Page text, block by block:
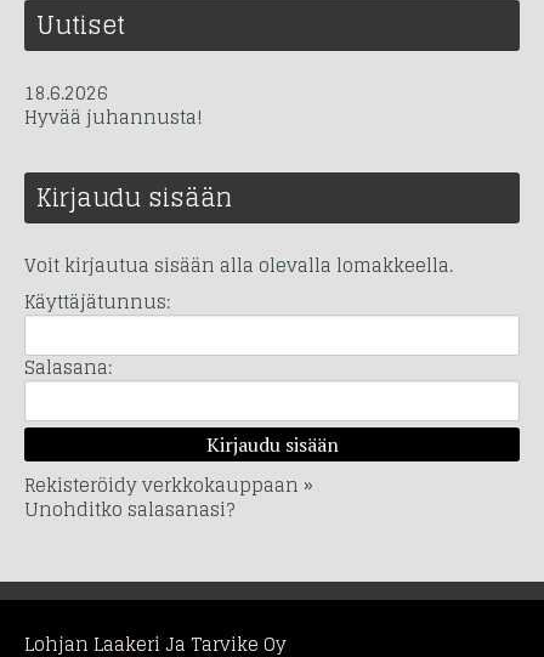
Uutiset
18.6.2026
Hyvää juhannusta!
Kirjaudu sisään
Voit kirjautua sisään alla olevalla lomakkeella.
Käyttäjätunnus:
Salasana:
Rekisteröidy verkkokauppaan »
Unohditko salasanasi?
Lohjan Laakeri Ja Tarvike Oy